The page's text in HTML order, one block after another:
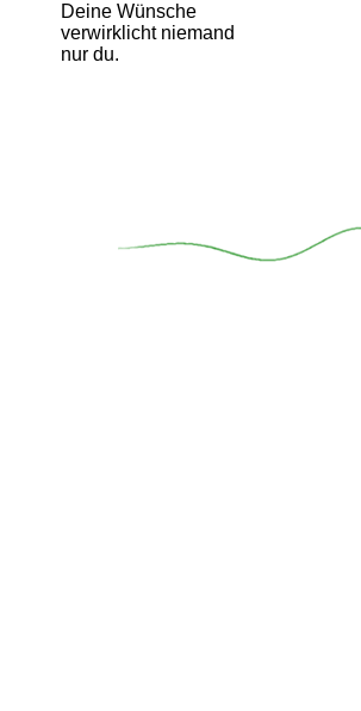
Deine Wünsche
verwirklicht niemand
nur du.